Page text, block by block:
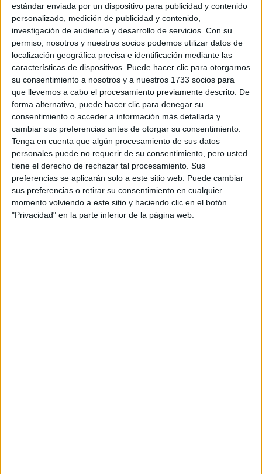
estándar enviada por un dispositivo para publicidad y contenido
personalizado, medición de publicidad y contenido,
investigación de audiencia y desarrollo de servicios. Con su
permiso, nosotros y nuestros socios podemos utilizar datos de
localización geográfica precisa e identificación mediante las
características de dispositivos. Puede hacer clic para otorgarnos
su consentimiento a nosotros y a nuestros 1733 socios para
que llevemos a cabo el procesamiento previamente descrito. De
forma alternativa, puede hacer clic para denegar su
consentimiento o acceder a información más detallada y
cambiar sus preferencias antes de otorgar su consentimiento.
Tenga en cuenta que algún procesamiento de sus datos
personales puede no requerir de su consentimiento, pero usted
tiene el derecho de rechazar tal procesamiento. Sus
preferencias se aplicarán solo a este sitio web. Puede cambiar
sus preferencias o retirar su consentimiento en cualquier
momento volviendo a este sitio y haciendo clic en el botón
"Privacidad" en la parte inferior de la página web.
Accedé a los beneficios para suscriptores
Contenidos exclusivos
Sorteos
Descuentos en publicaciones
Participación en los eventos organizados por
Editorial Perfil.
Suscribite ahora